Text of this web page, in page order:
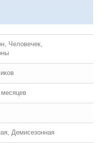
Человечек,
Демисезонная